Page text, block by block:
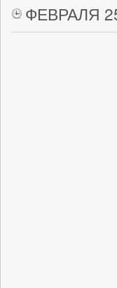
ФЕВРАЛЯ